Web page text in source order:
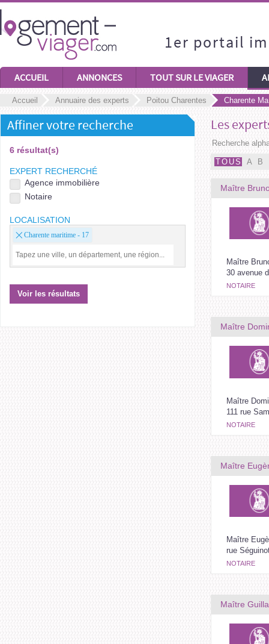
1er portail
ACCUEIL ANNONCES TOUT SUR LE VIAGER
Accueil Annuaire des experts Poitou Charentes Charente
Affiner votre recherche
6 résultat(s)
EXPERT RECHERCHÉ
Agence immobilière
Notaire
LOCALISATION
Charente maritime - 17
Les
Recherche
TOUS A B
Maître
Maître
30 avenue
NOTAIRE
Maître
Maître
111 rue
NOTAIRE
Maître
Maître
rue
NOTAIRE
Maître